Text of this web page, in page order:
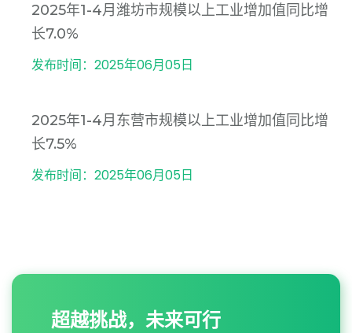
2025年1-4月潍坊市规模以上工业增加值同比增
长7.0%
发布时间：2025年06月05日
2025年1-4月东营市规模以上工业增加值同比增
长7.5%
发布时间：2025年06月05日
超越挑战，未来可行